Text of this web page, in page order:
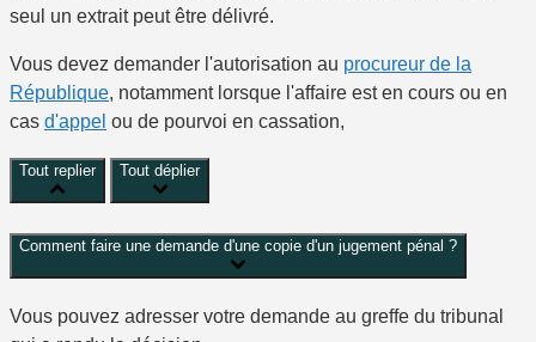
seul un extraitpeut être délivré.
Vous devez demander l'autorisation au procureur de la
République, notamment lorsque l'affaire est en cours ou en
cas d'appel ou de pourvoi en cassation,
Tout replier Tout déplier
Comment faire une demande d'une copie d'un jugement pénal ?
Vous pouvez adresser votre demande au greffe du tribunal